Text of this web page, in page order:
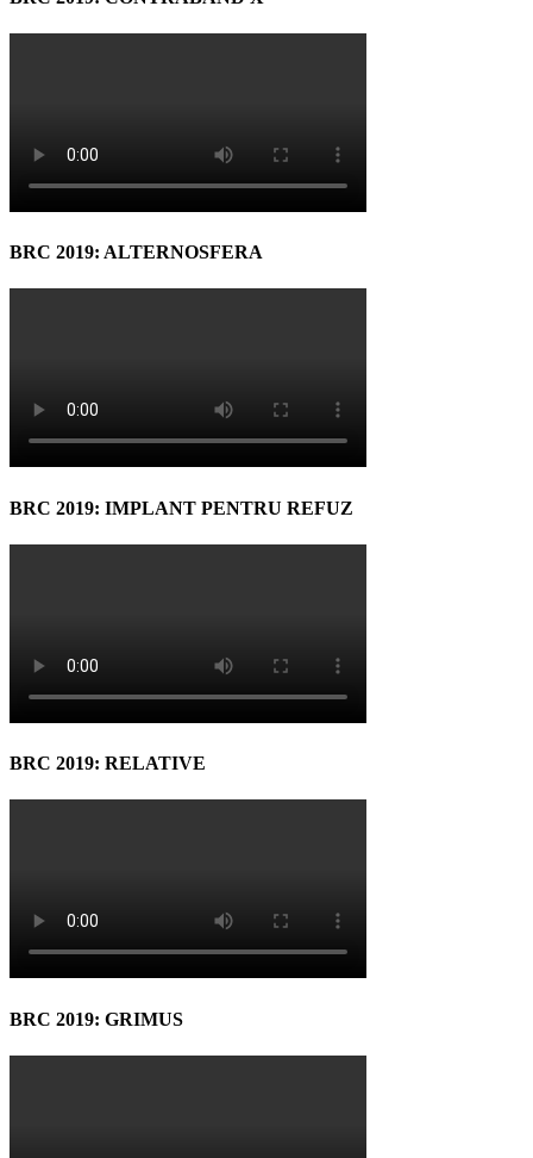
BRC 2019: ALTERNOSFERA
BRC 2019: IMPLANT PENTRU REFUZ
BRC 2019: RELATIVE
BRC 2019: GRIMUS